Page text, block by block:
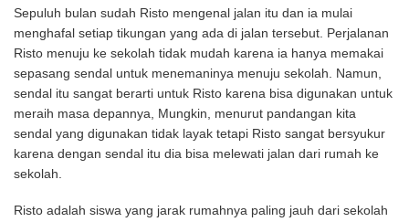
Sepuluh bulan sudah Risto mengenal jalan itu dan ia mulai
menghafal setiap tikungan yang ada di jalan tersebut. Perjalanan
Risto menuju ke sekolah tidak mudah karena ia hanya memakai
sepasang sendal untuk menemaninya menuju sekolah. Namun,
sendal itu sangat berarti untuk Risto karena bisa digunakan untuk
meraih masa depannya, Mungkin, menurut pandangan kita
sendal yang digunakan tidak layak tetapi Risto sangat bersyukur
karena dengan sendal itu dia bisa melewati jalan dari rumah ke
sekolah.
Risto adalah siswa yang jarak rumahnya paling jauh dari sekolah